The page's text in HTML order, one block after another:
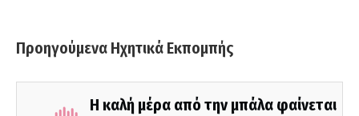
Προηγούμενα Ηχητικά Εκπομπής
Η καλή μέρα από την μπάλα φαίνεται